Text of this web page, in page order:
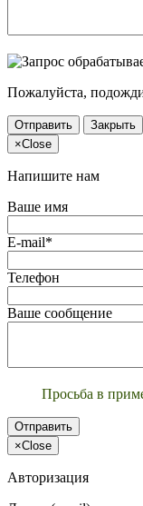
Пожалуйста,
Отправить
Закрыть
×Close
Напишите нам
Ваше имя
E-mail*
Телефон
Ваше сообщение
Просьба в
Отправить
×Close
Авторизация